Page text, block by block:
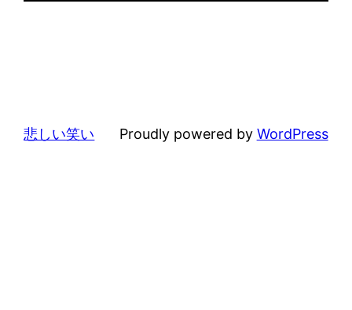
悲しい笑い Proudly powered by WordPress